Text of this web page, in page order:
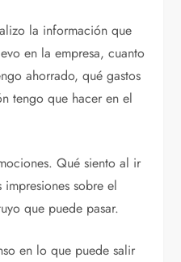
la información que
en la empresa, cuanto
ahorrado, qué gastos
tengo que hacer en el
Qué siento al ir
sobre el
que puede pasar.
en lo que puede salir